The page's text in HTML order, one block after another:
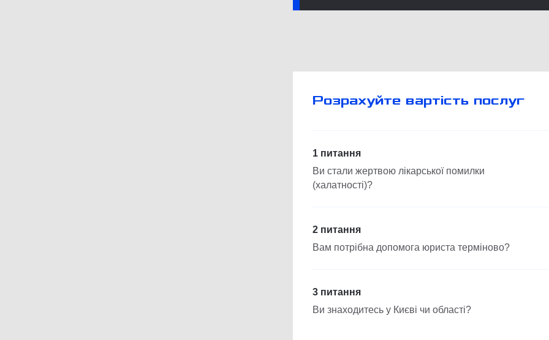
Розрахуйте вартість послуг
1 питання
Ви стали жертвою лікарської помилки
(халатності)?
2 питання
Вам потрібна допомога юриста терміново?
3 питання
Ви знаходитесь у Києві чи області?